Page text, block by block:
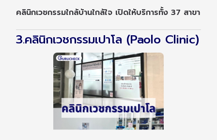
คลินิกเวชกรรมใกล้บ้านใกล้ใจ เปิดให้บริการทั้ง 37 สาขา
3.คลินิกเวชกรรมเปาโล (Paolo Clinic)